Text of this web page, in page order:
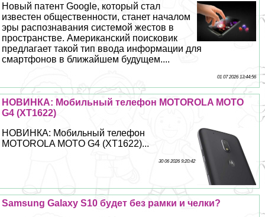
Новый патент Google, который стал
известен общественности, станет началом
эры распознавания системой жестов в
прострaнcтве. Американский поисковик
предлагает такой тип ввода информации для
смартфонов в ближайшем будущем....
01 07 2026 13:44:56
НОВИНКА: Мобильный телефон MOTOROLA MOTO
G4 (XT1622)
НОВИНКА: Мобильный телефон
MOTOROLA MOTO G4 (XT1622)...
30 06 2026 9:20:42
Samsung Galaxy S10 будет без рамки и челки?